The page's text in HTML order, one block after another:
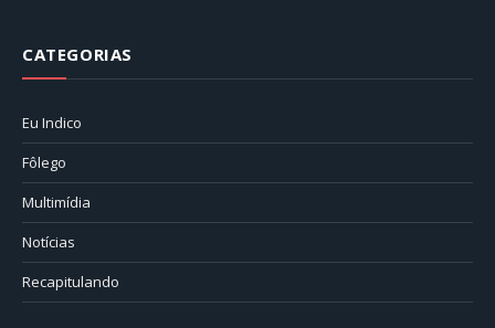
CATEGORIAS
Eu Indico
Fôlego
Multimídia
Notícias
Recapitulando